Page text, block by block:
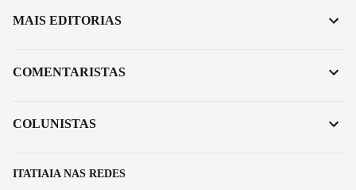
ITATIAIA NAS REDES
MAIS EDITORIAS
COMENTARISTAS
COLUNISTAS